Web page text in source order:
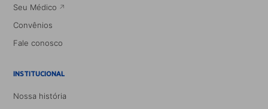
Seu Médico
Convênios
Fale conosco
INSTITUCIONAL
Nossa história